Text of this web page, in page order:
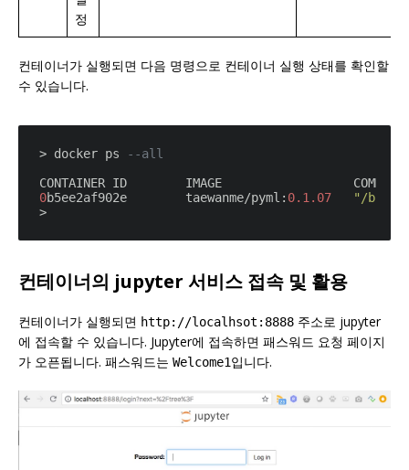
정
컨테이너가 실행되면 다음 명령으로 컨테이너 실행 상태를 확인할
수 있습니다.
> docker ps --all
0b5ee2af902e        taewanme/pyml: 0.1 .07
"/bin/
컨테이너의 jupyter 서비스 접속 및 활용
컨테이너가 실행되면 http://localhsot:8888 주소로 jupyter
에 접속할 수 있습니다. Jupyter에 접속하면 패스워드 요청 페이지
가 오픈됩니다. 패스워드는 Welcome1입니다.